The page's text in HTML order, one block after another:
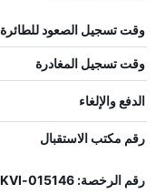
وقت تسجيل الصعود للطائرة
وقت تسجيل المغادرة
الدفع والإلغاء
رقم مكتب الاستقبال
رقم الرخصة: 015146-ALB-00369, IT015146A1O63U8KVI